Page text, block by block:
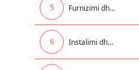
5 Furnizimi dhe vendosja e kontejnerëve nëntokësor në qytetin e Prizrenit
6 Instalimi dhe mirëmbajtja e elektrikës në Institucionet Arsimore